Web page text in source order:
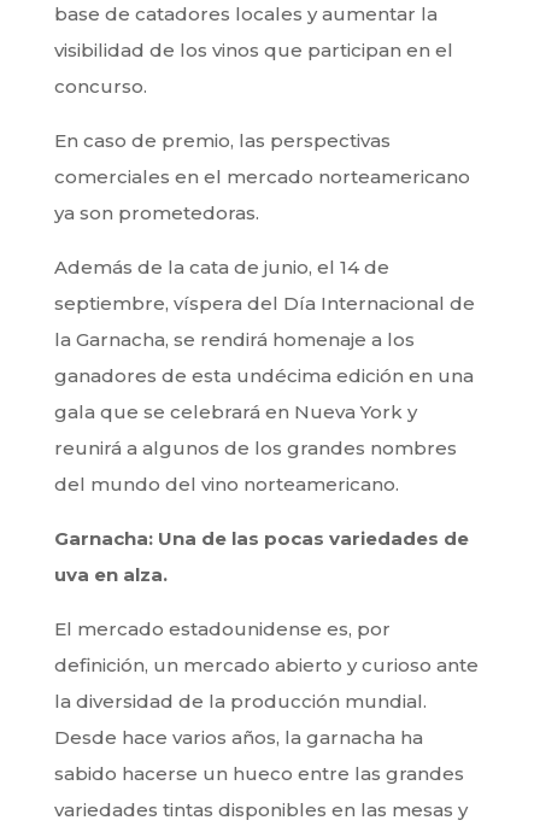
base de catadores locales y aumentar la
visibilidad de los vinos que participan en el
concurso.
En caso de premio, las perspectivas
comerciales en el mercado norteamericano
ya son prometedoras.
Además de la cata de junio, el 14 de
septiembre, víspera del Día Internacional de
la Garnacha, se rendirá homenaje a los
ganadores de esta undécima edición en una
gala que se celebrará en Nueva York y
reunirá a algunos de los grandes nombres
del mundo del vino norteamericano.
Garnacha: Una de las pocas variedades de
uva en alza.
El mercado estadounidense es, por
definición, un mercado abierto y curioso ante
la diversidad de la producción mundial.
Desde hace varios años, la garnacha ha
sabido hacerse un hueco entre las grandes
variedades tintas disponibles en las mesas y